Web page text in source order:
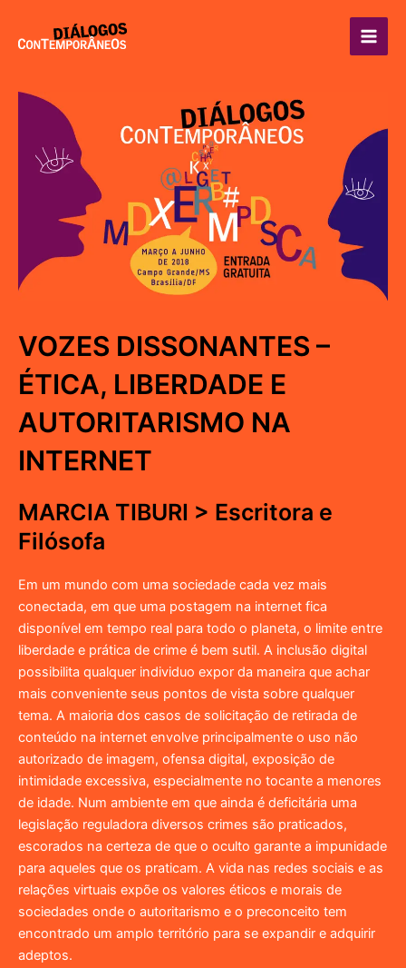
Main
VOZES DISSONANTES –
ÉTICA, LIBERDADE E
AUTORITARISMO NA
INTERNET
MARCIA TIBURI > Escritora e
Filósofa
Em um mundo com uma sociedade cada vez mais
conectada, em que uma postagem na internet fica
disponível em tempo real para todo o planeta, o limite entre
liberdade e prática de crime é bem sutil. A inclusão digital
possibilita qualquer individuo expor da maneira que achar
mais conveniente seus pontos de vista sobre qualquer
tema. A maioria dos casos de solicitação de retirada de
conteúdo na internet envolve principalmente o uso não
autorizado de imagem, ofensa digital, exposição de
intimidade excessiva, especialmente no tocante a menores
de idade. Num ambiente em que ainda é deficitária uma
legislação reguladora diversos crimes são praticados,
escorados na certeza de que o oculto garante a impunidade
para aqueles que os praticam. A vida nas redes sociais e as
relações virtuais expõe os valores éticos e morais de
sociedades onde o autoritarismo e o preconceito tem
encontrado um amplo território para se expandir e adquirir
adeptos.